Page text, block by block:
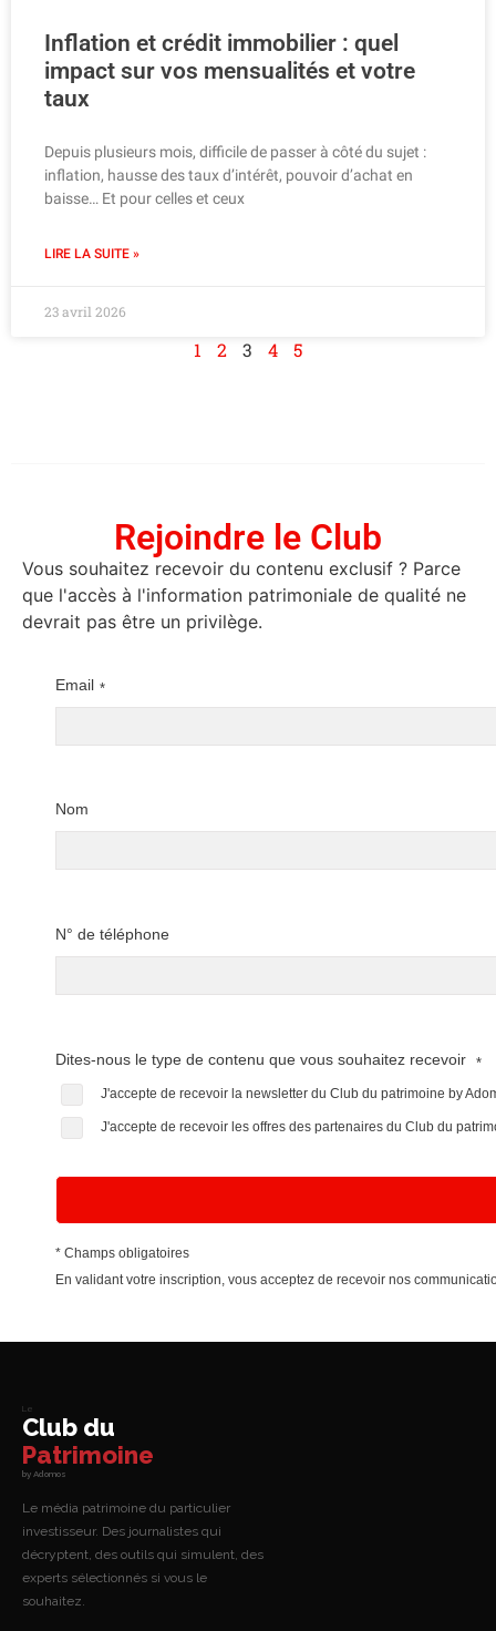
Inflation et crédit immobilier : quel
impact sur vos mensualités et votre
taux
Depuis plusieurs mois, difficile de passer à côté du sujet :
inflation, hausse des taux d’intérêt, pouvoir d’achat en
baisse… Et pour celles et ceux
LIRE LA SUITE »
23 avril 2026
1 2 3 4 5
Rejoindre le Club
Vous souhaitez recevoir du contenu exclusif ? Parce
que l'accès à l'information patrimoniale de qualité ne
devrait pas être un privilège.
Email *
Nom
N° de téléphone
Dites-nous le type de contenu que vous souhaitez recevoir *
J'accepte de recevoir la newsletter du Club du patrimoine by
J'accepte de recevoir les offres des partenaires du Club du
* Champs obligatoires
En validant votre inscription, vous acceptez de recevoir nos
Le
Club du
Patrimoine
by Adomos
Le média patrimoine du particulier
investisseur. Des journalistes qui
décryptent, des outils qui simulent, des
experts sélectionnés si vous le
souhaitez.